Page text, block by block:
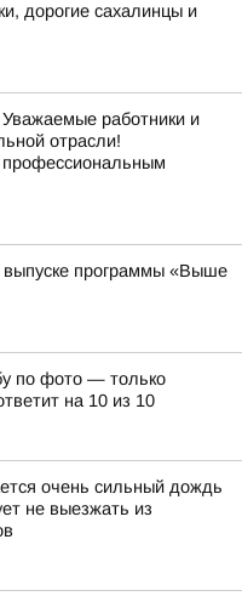
дорогие сахалинцы и
работники и
отрасли!
программы «Выше
по фото — только
на 10 из 10
очень сильный дождь
не выезжать из